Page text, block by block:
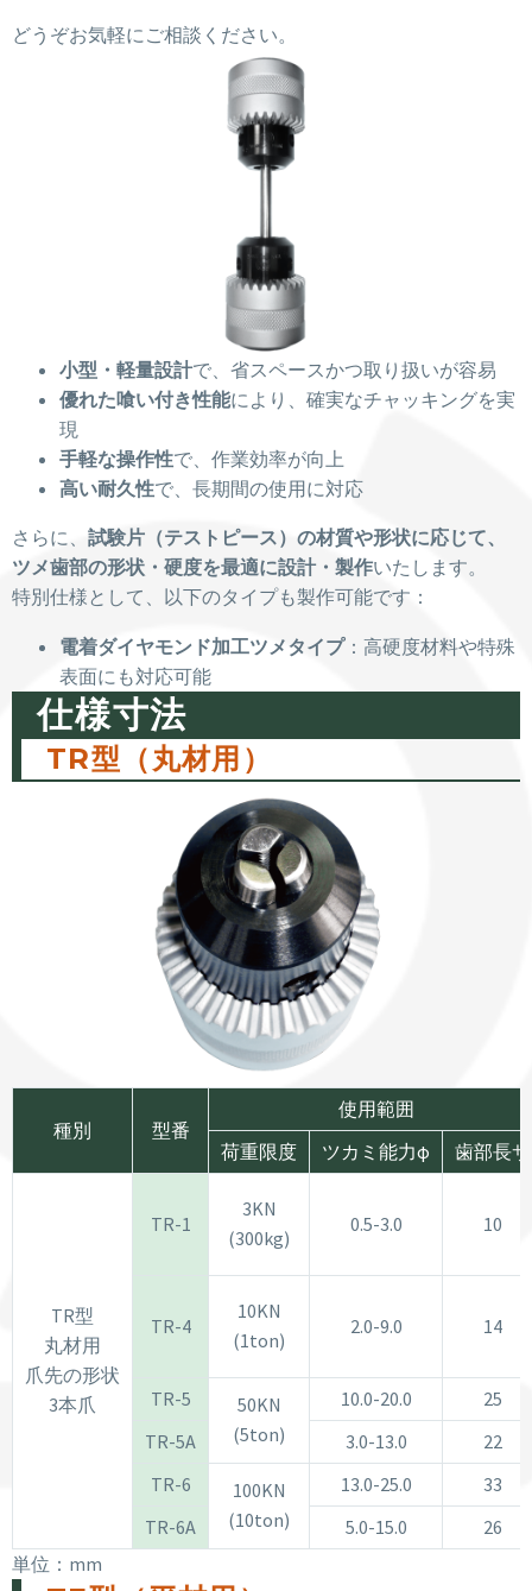
どうぞお気軽にご相談ください。
小型・軽量設計で、省スペースかつ取り扱いが容易
優れた喰い付き性能により、確実なチャッキングを実
現
手軽な操作性で、作業効率が向上
高い耐久性で、長期間の使用に対応
さらに、 試験片（テストピース）の材質や形状に応じて、
ツメ歯部の形状・硬度を最適に設計・製作いたします。
特別仕様として、以下のタイプも製作可能です：
電着ダイヤモンド加工ツメタイプ：高硬度材料や特殊
表面にも対応可能
仕様寸法
TR型（丸材用）
種別 型番
使用範囲
荷重限度
ツカミ能力φ 歯部長サ
TR型
丸材用
爪先の形状
3本爪
TR-1
3KN
(300kg)
0.5-3.0 10
TR-4
10KN
(1ton)
2.0-9.0 14
TR-5
50KN
(5ton)
10.0-20.0
25
TR-5A
3.0-13.0
22
TR-6
100KN
(10ton)
13.0-25.0
33
TR-6A
5.0-15.0
26
単位：mm